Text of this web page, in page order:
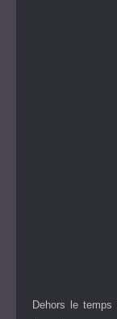
Dehors le